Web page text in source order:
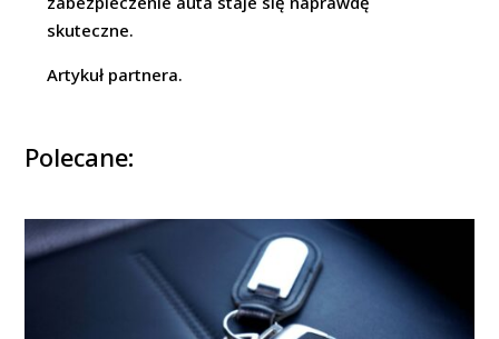
skuteczne.
Artykuł partnera.
Polecane: